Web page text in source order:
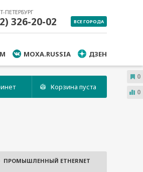
ПЕТЕРБУРГ
326-20-02 ВСЕ ГОРОДА
MOXA.RUSSIA ДЗЕН
Корзина пуста
ПРОМЫШЛЕННЫЙ ETHERNET
0
0